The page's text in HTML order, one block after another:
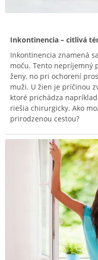
Inkontinencia – citlivá
Inkontinencia znamená
moču. Tento nepríjemný
ženy, no pri ochorení
muži. U žien je príčinou
ktoré prichádza
riešia chirurgicky. Ako
prirodzenou cestou?